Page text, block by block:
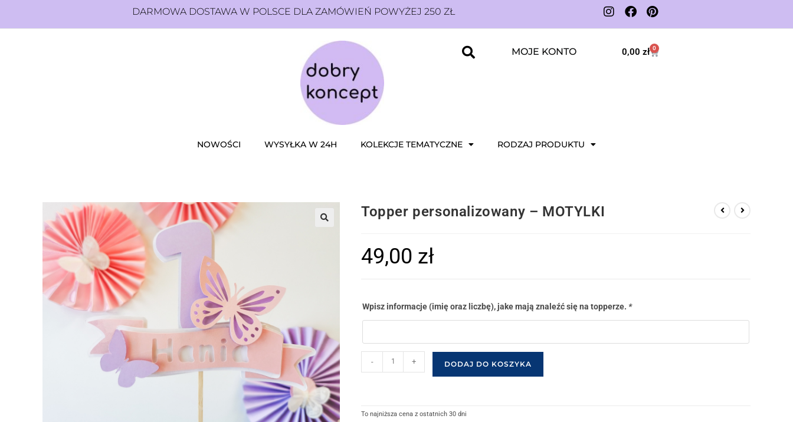
DARMOWA DOSTAWA W POLSCE DLA ZAMÓWIEŃ POWYŻEJ 250 ZŁ
MOJE KONTO 0,00 zł 0
NOWOŚCI WYSYŁKA W 24H KOLEKCJE TEMATYCZNE RODZAJ PRODUKTU
Topper personalizowany – MOTYLKI
49,00 zł
Wpisz informacje (imię oraz liczbę), jake mają znaleźć się na topperze. *
- + DODAJ DO KOSZYKA
To najniższa cena z ostatnich 30 dni